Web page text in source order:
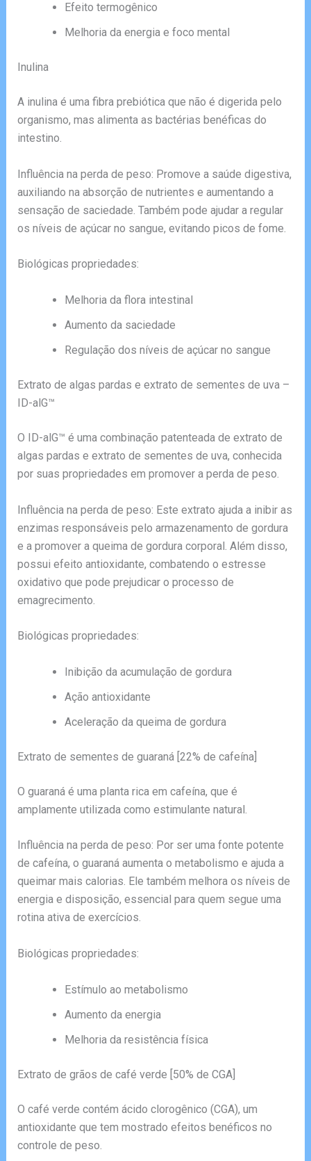
Efeito termogênico
Melhoria da energia e foco mental
Inulina
A inulina é uma fibra prebiótica que não é digerida pelo
organismo, mas alimenta as bactérias benéficas do
intestino.
Influência na perda de peso: Promove a saúde digestiva,
auxiliando na absorção de nutrientes e aumentando a
sensação de saciedade. Também pode ajudar a regular
os níveis de açúcar no sangue, evitando picos de fome.
Biológicas propriedades:
Melhoria da flora intestinal
Aumento da saciedade
Regulação dos níveis de açúcar no sangue
Extrato de algas pardas e extrato de sementes de uva –
ID-alG™
O ID-alG™ é uma combinação patenteada de extrato de
algas pardas e extrato de sementes de uva, conhecida
por suas propriedades em promover a perda de peso.
Influência na perda de peso: Este extrato ajuda a inibir as
enzimas responsáveis pelo armazenamento de gordura
e a promover a queima de gordura corporal. Além disso,
possui efeito antioxidante, combatendo o estresse
oxidativo que pode prejudicar o processo de
emagrecimento.
Biológicas propriedades:
Inibição da acumulação de gordura
Ação antioxidante
Aceleração da queima de gordura
Extrato de sementes de guaraná [22% de cafeína]
O guaraná é uma planta rica em cafeína, que é
amplamente utilizada como estimulante natural.
Influência na perda de peso: Por ser uma fonte potente
de cafeína, o guaraná aumenta o metabolismo e ajuda a
queimar mais calorias. Ele também melhora os níveis de
energia e disposição, essencial para quem segue uma
rotina ativa de exercícios.
Biológicas propriedades:
Estímulo ao metabolismo
Aumento da energia
Melhoria da resistência física
Extrato de grãos de café verde [50% de CGA]
O café verde contém ácido clorogênico (CGA), um
antioxidante que tem mostrado efeitos benéficos no
controle de peso.